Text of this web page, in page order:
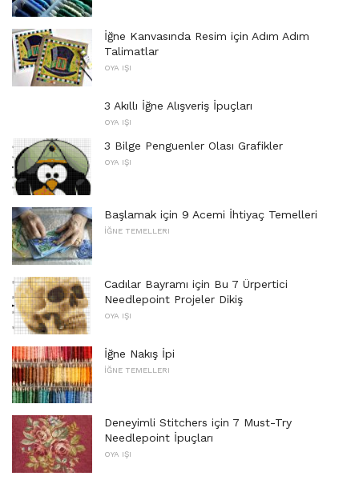
İğne Kanvasında Resim için Adım Adım
Talimatlar
OYA IŞI
3 Akıllı İğne Alışveriş İpuçları
OYA IŞI
3 Bilge Penguenler Olası Grafikler
OYA IŞI
Başlamak için 9 Acemi İhtiyaç Temelleri
İĞNE TEMELLERI
Cadılar Bayramı için Bu 7 Ürpertici
Needlepoint Projeler Dikiş
OYA IŞI
İğne Nakış İpi
İĞNE TEMELLERI
Deneyimli Stitchers için 7 Must-Try
Needlepoint İpuçları
OYA IŞI